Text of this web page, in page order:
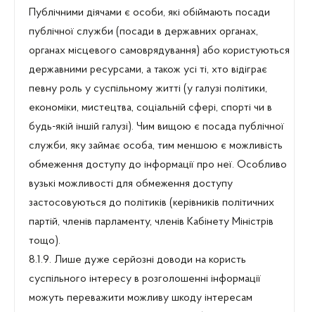
Публічними діячами є особи, які обіймають посади
публічної служби (посади в державних органах,
органах місцевого самоврядування) або користуються
державними ресурсами, а також усі ті, хто відіграє
певну роль у суспільному житті (у галузі політики,
економіки, мистецтва, соціальній сфері, спорті чи в
будь-якій іншій галузі). Чим вищою є посада публічної
служби, яку займає особа, тим меншою є можливість
обмеження доступу до інформації про неї. Особливо
вузькі можливості для обмеження доступу
застосовуються до політиків (керівників політичних
партій, членів парламенту, членів Кабінету Міністрів
тощо).
8.1.9. Лише дуже серйозні доводи на користь
суспільного інтересу в розголошенні інформації
можуть переважити можливу шкоду інтересам